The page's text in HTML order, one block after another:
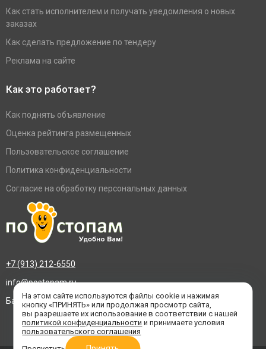
Как стать исполнителем и получать уведомления о новых
заказах
Как сделать предложение по тендеру
Реклама на сайте
Как это работает?
Как поднять объявление
Оценка рейтинга размещенных
Пользовательское соглашение
Политика конфиденциальности
Согласие на обработку персональных данных
+7 (913) 212-6550
info@postopam.ru
Барнаул, пр. Социалистический 109, оф.455
На этом сайте используются файлы cookie и нажимая
кнопку «ПРИНЯТЬ» или продолжая просмотр сайта,
вы разрешаете их использование в соответствии с нашей
политикой конфиденциальности и принимаете условия
пользовательского соглашения